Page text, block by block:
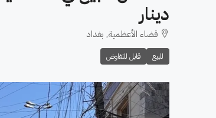
دينار
قضاء الأعظمية, بغداد
للبيع قابل للتفاوض